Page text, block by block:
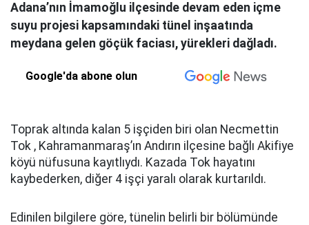
Adana’nın İmamoğlu ilçesinde devam eden içme
suyu projesi kapsamındaki tünel inşaatında
meydana gelen göçük faciası, yürekleri dağladı.
Google'da abone olun
Toprak altında kalan 5 işçiden biri olan Necmettin
Tok , Kahramanmaraş’ın Andırın ilçesine bağlı Akifiye
köyü nüfusuna kayıtlıydı. Kazada Tok hayatını
kaybederken, diğer 4 işçi yaralı olarak kurtarıldı.
Edinilen bilgilere göre, tünelin belirli bir bölümünde